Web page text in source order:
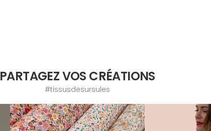
PARTAGEZ VOS CRÉATIONS
#tissusdesursules